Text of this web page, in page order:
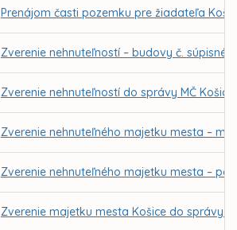
Prenájom časti pozemku pre žiadateľa
Zverenie nehnuteľností – budovy č. súpisné
Zverenie nehnuteľností do správy MČ
Zverenie nehnuteľného majetku mesta –
Zverenie nehnuteľného majetku mesta –
Zverenie majetku mesta Košice do správy